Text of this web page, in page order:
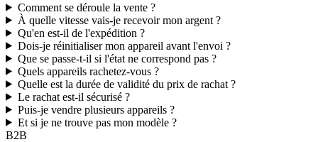
Comment se déroule la vente ?
À quelle vitesse vais-je recevoir mon argent ?
Qu'en est-il de l'expédition ?
Dois-je réinitialiser mon appareil avant l'envoi ?
Que se passe-t-il si l'état ne correspond pas ?
Quels appareils rachetez-vous ?
Quelle est la durée de validité du prix de rachat ?
Le rachat est-il sécurisé ?
Puis-je vendre plusieurs appareils ?
Et si je ne trouve pas mon modèle ?
B2B